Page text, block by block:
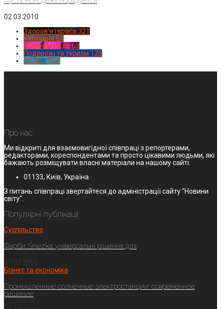
02.03.2010
Здоров'я і краса 321
Кулінарія 94
Новинки моди 63
Подорожі та туризм 125
Спорт1224
Про нас
Ми відкриті для взаємовигідної співпраці з репортерами,
редакторами, кореспондентами та просто цікавими людьми, які
бажають розміщувати власні матеріали на нашому сайті.
01133, Київ, Україна
З питань співпраці звертайтеся до адміністрації сайту "Новини
світу".
Популярні публікації
Суспільство
Фарби Sniezka: універсальні рішення для
Бізнес та економіка
Промышленные солнечные электростанции: современное
решение